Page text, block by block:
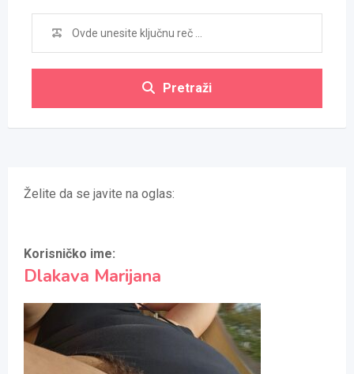
Pretraži
Želite da se javite na oglas:
Korisničko ime:
Dlakava Marijana